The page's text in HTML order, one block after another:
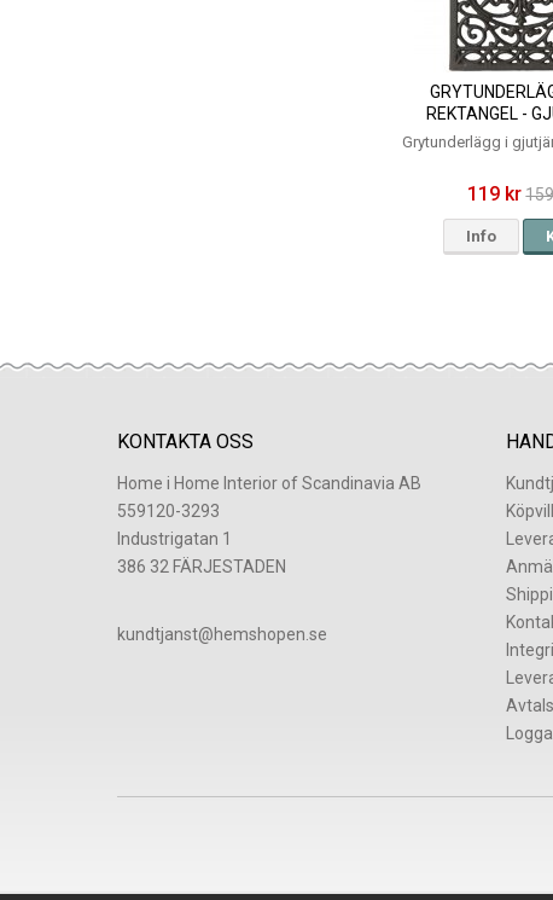
REKTANGEL -
Grytunderlägg i
119 kr
Info
KONTAKTA OSS
Home i Home Interior of Scandinavia AB
559120-3293
Industrigatan 1
386 32 FÄRJESTADEN
​kundtjanst@hemshopen.se